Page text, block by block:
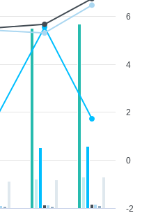
-2
0
2
4
6